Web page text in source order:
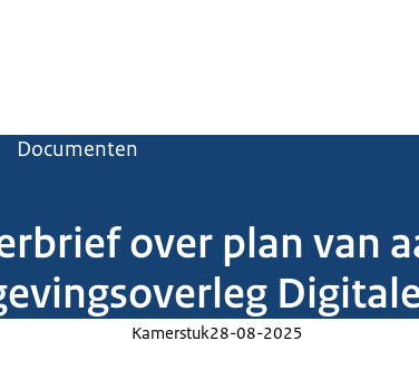
Documenten
over plan van
Kamerstuk28-08-2025